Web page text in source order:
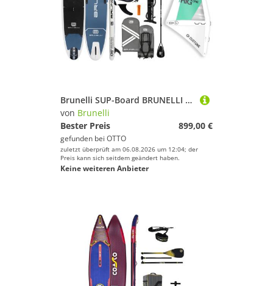
Brunelli SUP-Board BRUNELLI 10.8 Windsurf iSUP Board aufblasbar Stand Up Paddle iRIG L
von Brunelli
Bester Preis
899,00 €
gefunden bei OTTO
zuletzt überprüft am 06.08.2026 um 12:04; der
Preis kann sich seitdem geändert haben.
Keine weiteren Anbieter